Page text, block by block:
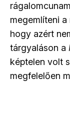
megemlíteni
hogy azért
tárgyaláson a
képtelen volt
megfelelően